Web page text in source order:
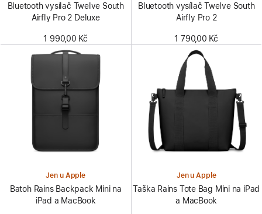
Bluetooth vysílač Twelve South
Airfly Pro 2 Deluxe
1 990,00 Kč
Bluetooth vysílač Twelve South
Airfly Pro 2
1 790,00 Kč
Jen u Apple
Batoh Rains Backpack Mini na
iPad a MacBook
Jen u Apple
Taška Rains Tote Bag Mini na iPad
a MacBook